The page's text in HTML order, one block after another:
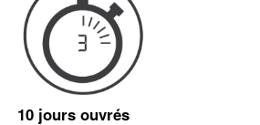
10 jours ouvrés